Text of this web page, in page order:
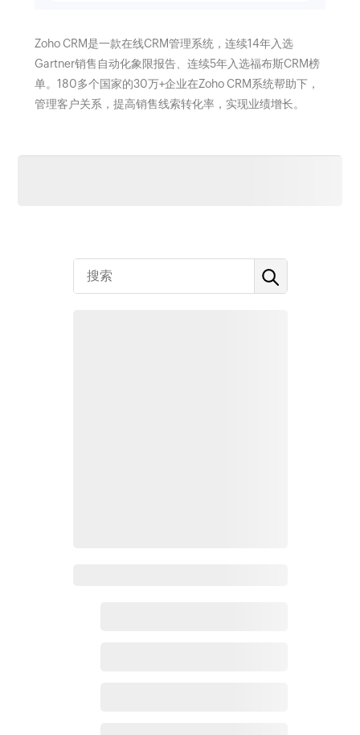
Zoho CRM是一款在线CRM管理系统，连续14年入选
Gartner销售自动化象限报告、连续5年入选福布斯CRM榜
单。180多个国家的30万+企业在Zoho CRM系统帮助下，
管理客户关系，提高销售线索转化率，实现业绩增长。